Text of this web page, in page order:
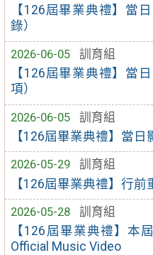
【126屆畢業典禮】當
錄）
2026-06-05
訓育組
【126屆畢業典禮】當
項）
2026-06-05
訓育組
【126屆畢業典禮】當
2026-05-29
訓育組
【126屆畢業典禮】行前
2026-05-28
訓育組
【126屆畢業典禮】本
Official Music Video